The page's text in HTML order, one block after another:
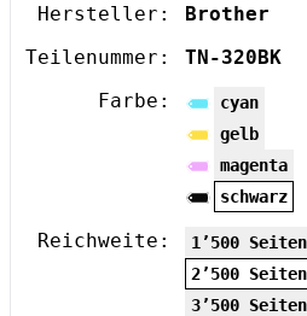
Hersteller:
Brother
Teilenummer:
TN-320BK
Farbe:
cyan
gelb
magenta
schwarz
Reichweite:
1’500 Seiten
2’500 Seiten
3’500 Seiten